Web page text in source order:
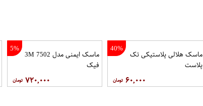
40%
ماسک هلالی پلاستیکی تک
پلاست
۶۰,۰۰۰
5%
ماسک ایمنی مدل 7502 3M
فیک
۷۲۰,۰۰۰